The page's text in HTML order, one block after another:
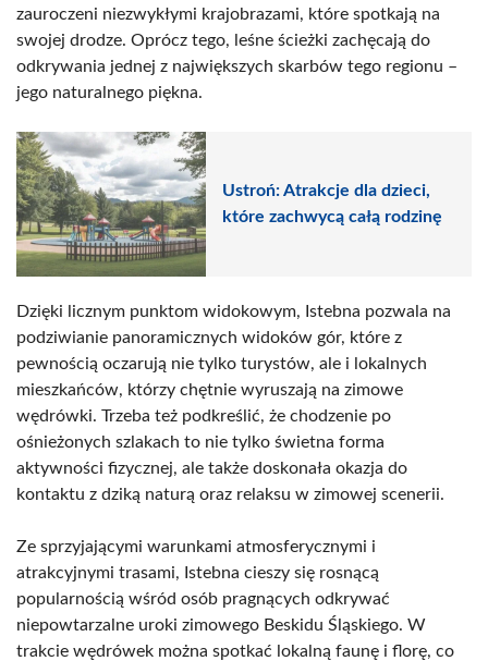
zauroczeni niezwykłymi krajobrazami, które spotkają na
swojej drodze. Oprócz tego, leśne ścieżki zachęcają do
odkrywania jednej z największych skarbów tego regionu –
jego naturalnego piękna.
Ustroń: Atrakcje dla dzieci,
które zachwycą całą rodzinę
Dzięki licznym punktom widokowym, Istebna pozwala na
podziwianie panoramicznych widoków gór, które z
pewnością oczarują nie tylko turystów, ale i lokalnych
mieszkańców, którzy chętnie wyruszają na zimowe
wędrówki. Trzeba też podkreślić, że chodzenie po
ośnieżonych szlakach to nie tylko świetna forma
aktywności fizycznej, ale także doskonała okazja do
kontaktu z dziką naturą oraz relaksu w zimowej scenerii.
Ze sprzyjającymi warunkami atmosferycznymi i
atrakcyjnymi trasami, Istebna cieszy się rosnącą
popularnością wśród osób pragnących odkrywać
niepowtarzalne uroki zimowego Beskidu Śląskiego. W
trakcie wędrówek można spotkać lokalną faunę i florę, co